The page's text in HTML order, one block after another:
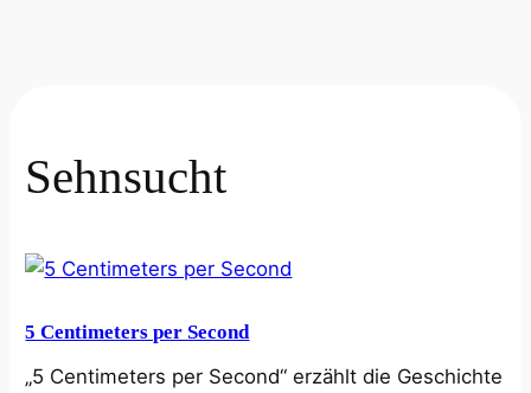
Sehnsucht
5 Centimeters per Second
„5 Centimeters per Second“ erzählt die Geschichte